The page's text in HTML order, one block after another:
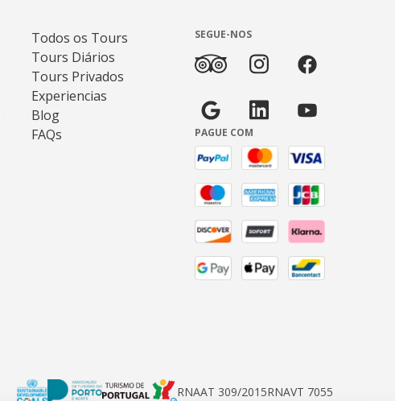
Todos os Tours
Tours Diários
Tours Privados
Experiencias
Blog
FAQs
SEGUE-NOS
PAGUE COM
RNAAT 309/2015RNAVT 7055